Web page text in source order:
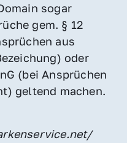
sogar
gem. § 12
aus
oder
(bei Ansprüchen
geltend machen.